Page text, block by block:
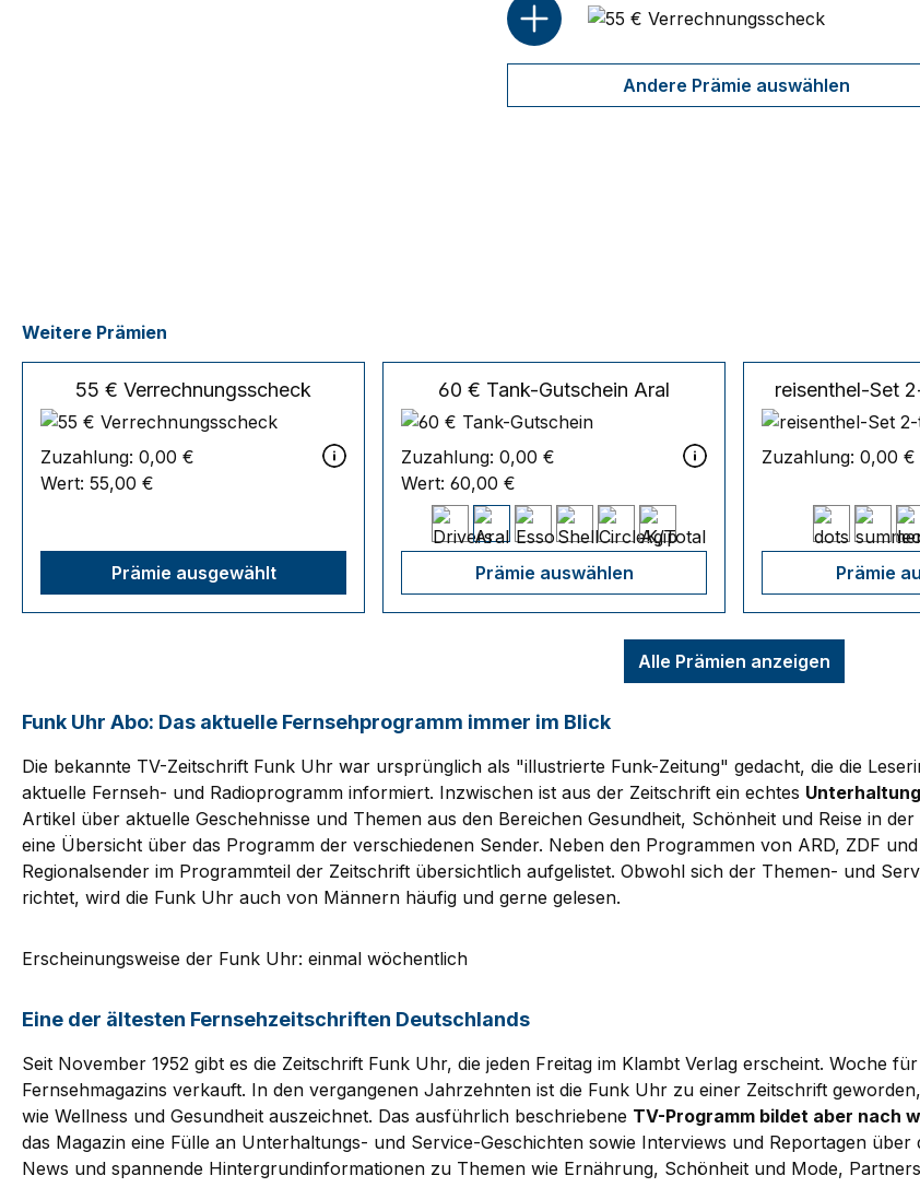
Andere Prämie auswählen
Weitere Prämien
55 € Verrechnungsscheck
Zuzahlung: 0,00 €
Wert: 55,00 €
Prämie ausgewählt
60 € Tank-Gutschein Aral
Zuzahlung: 0,00 €
Wert: 60,00 €
Prämie auswählen
reisenthel-Set
Zuzahlung: 0,00 €
Prämie
Alle Prämien anzeigen
Funk Uhr Abo: Das aktuelle Fernsehprogramm immer im Blick
Die bekannte TV-Zeitschrift Funk Uhr war ursprünglich als "illustrierte Funk-Zeitung" gedacht, die die
aktuelle Fernseh- und Radioprogramm informiert. Inzwischen ist aus der Zeitschrift ein echtes
Artikel über aktuelle Geschehnisse und Themen aus den Bereichen Gesundheit, Schönheit und Reise in
eine Übersicht über das Programm der verschiedenen Sender. Neben den Programmen von ARD, ZDF
Regionalsender im Programmteil der Zeitschrift übersichtlich aufgelistet. Obwohl sich der Themen- und
richtet, wird die Funk Uhr auch von Männern häufig und gerne gelesen.
Erscheinungsweise der Funk Uhr: einmal wöchentlich
Eine der ältesten Fernsehzeitschriften Deutschlands
Seit November 1952 gibt es die Zeitschrift Funk Uhr, die jeden Freitag im Klambt Verlag erscheint. Woche
Fernsehmagazins verkauft. In den vergangenen Jahrzehnten ist die Funk Uhr zu einer Zeitschrift
wie Wellness und Gesundheit auszeichnet. Das ausführlich beschriebene TV-Programm bildet aber nach
das Magazin eine Fülle an Unterhaltungs- und Service-Geschichten sowie Interviews und Reportagen
News und spannende Hintergrundinformationen zu Themen wie Ernährung, Schönheit und Mode,